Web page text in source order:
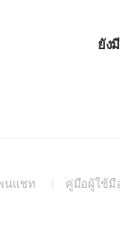
ยัง
นแชท
(Openคู่มือผู้ใช้มื